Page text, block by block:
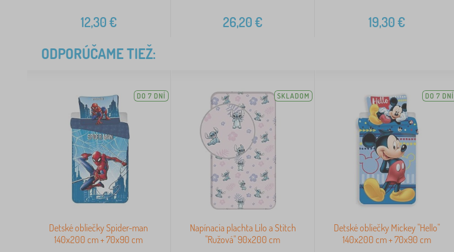
12,30€ 26,20€ 19,30€
ODPORÚČAME TIEŽ:
DO 7 DNÍ
Detské obliečky Spider-man
140x200 cm + 70x90 cm
SKLADOM
Napínacia plachta Lilo a Stitch
"Ružová" 90x200 cm
DO 7 DNÍ
Detské obliečky Mickey "Hello"
140x200 cm + 70x90 cm